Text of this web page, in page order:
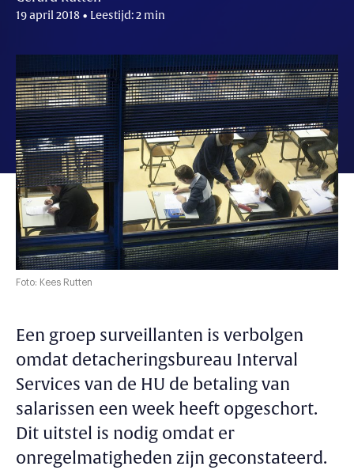
19 april 2018 • Leestijd: 2 min
Foto: Kees Rutten
Een groep surveillanten is verbolgen
omdat detacheringsbureau Interval
Services van de HU de betaling van
salarissen een week heeft opgeschort.
Dit uitstel is nodig omdat er
onregelmatigheden zijn geconstateerd.